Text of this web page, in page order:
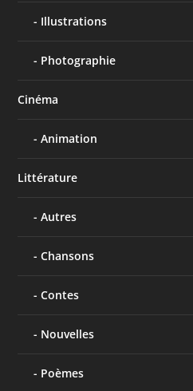
Illustrations
Photographie
Cinéma
Animation
Littérature
Autres
Chansons
Contes
Nouvelles
Poèmes